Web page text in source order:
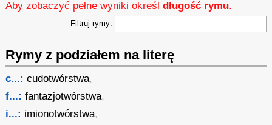
Aby zobaczyć pełne wyniki określdługość rymu.
Filtruj rymy:
Rymy z podziałem na literę
c...: cudotwórstwa,
f...: fantazjotwórstwa,
i...: imionotwórstwa,